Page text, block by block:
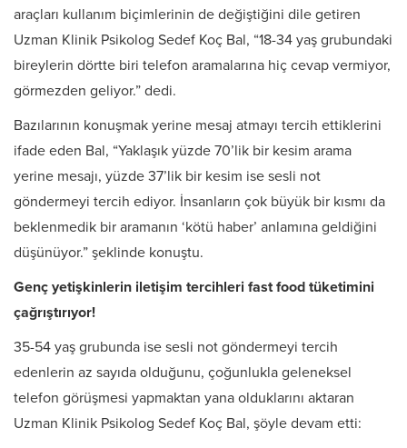
araçları kullanım biçimlerinin de değiştiğini dile getiren
Uzman Klinik Psikolog Sedef Koç Bal, “18-34 yaş grubundaki
bireylerin dörtte biri telefon aramalarına hiç cevap vermiyor,
görmezden geliyor.” dedi.
Bazılarının konuşmak yerine mesaj atmayı tercih ettiklerini
ifade eden Bal, “Yaklaşık yüzde 70’lik bir kesim arama
yerine mesajı, yüzde 37’lik bir kesim ise sesli not
göndermeyi tercih ediyor. İnsanların çok büyük bir kısmı da
beklenmedik bir aramanın ‘kötü haber’ anlamına geldiğini
düşünüyor.” şeklinde konuştu.
Genç yetişkinlerin iletişim tercihleri fast food tüketimini
çağrıştırıyor!
35-54 yaş grubunda ise sesli not göndermeyi tercih
edenlerin az sayıda olduğunu, çoğunlukla geleneksel
telefon görüşmesi yapmaktan yana olduklarını aktaran
Uzman Klinik Psikolog Sedef Koç Bal, şöyle devam etti: